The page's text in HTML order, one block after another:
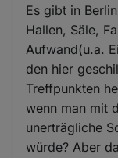
Es gibt in
Hallen, Säle,
Aufwand(u.a.
den hier
Treffpunkten
wenn man mit
unerträgliche
würde? Aber